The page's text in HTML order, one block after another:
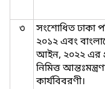
৩
সংশোধিত ঢাকা
২০১২ এবং
আইন, ২০২২ এর
নিমিত্ত
কার্যবিবরণী।